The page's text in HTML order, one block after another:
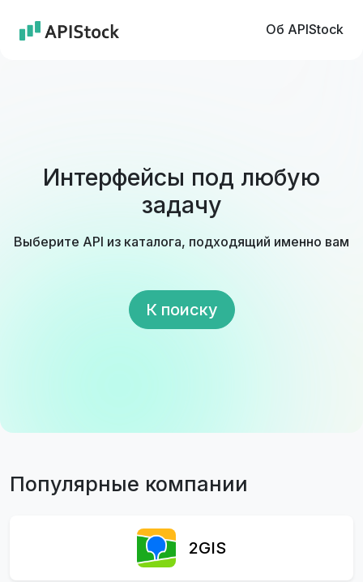
Об APIStock
Интерфейсы под любую
задачу
Выберите API из каталога, подходящий именно вам
К поиску
Популярные компании
2GIS